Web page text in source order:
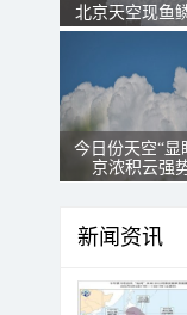
北京天空现鱼
今日份天空“显
京浓积云强
新闻资讯